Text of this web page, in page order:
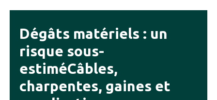
Dégâts matériels : un
risque sous-
estiméCâbles,
charpentes, gaines et